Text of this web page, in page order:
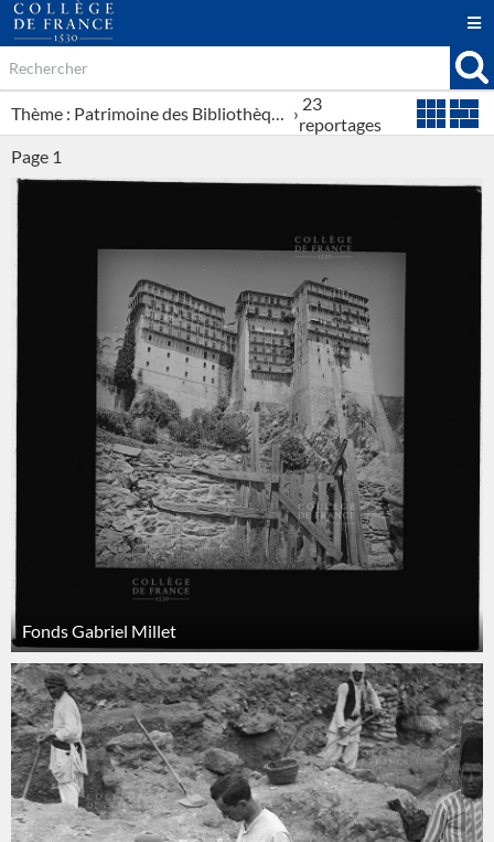
Thème : Patrimoine des Bibliothèques › 23
reportages
Page 1
Fonds Gabriel Millet